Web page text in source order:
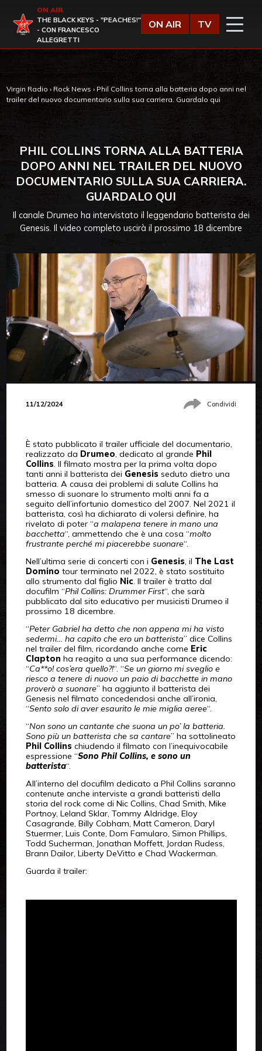
Virgin Radio
ON AIR
THE BLACK KEYS - "PEACHES!"
- CON FRANCESCO
ALLEGRETTI
ON AIR TV
Virgin Radio › Rock News › Phil Collins torna alla batteria dopo anni nel
trailer del nuovo documentario sulla sua carriera. Guardalo qui
PHIL COLLINS TORNA ALLA BATTERIA
DOPO ANNI NEL TRAILER DEL NUOVO
DOCUMENTARIO SULLA SUA CARRIERA.
GUARDALO QUI
Il canale Drumeo ha intervistato il leggendario batterista dei
Genesis. Il video completo uscirà il prossimo 18 dicembre
11/12/2024 Condividi
È stato pubblicato il trailer ufficiale del documentario,
realizzato da Drumeo, dedicato al grande Phil
Collins. Il filmato mostra per la prima volta dopo
tanti anni il batterista dei Genesisseduto dietro una
batteria. A causa dei problemi di salute Collins ha
smesso di suonare lo strumento molti anni fa a
seguito dell’infortunio domestico del 2007. Nel 2021 il
batterista, così ha dichiarato di volersi definire, ha
rivelato di poter “a malapena tenere in mano una
bacchetta“, ammettendo che è una cosa “molto
frustrante perché mi piacerebbe suonare“.
Nell’ultima serie di concerti con i Genesis, il The Last
Domino tour terminato nel 2022, è stato sostituito
allo strumento dal figlio Nic. Il trailer è tratto dal
docufilm “Phil Collins: Drummer First“, che sarà
pubblicato dal sito educativo per musicisti Drumeo il
prossimo 18 dicembre.
“Peter Gabriel ha detto che non appena mi ha visto
sedermi… ha capito che ero un batterista” dice Collins
nel trailer del film, ricordando anche come Eric
Clapton ha reagito a una sua performance dicendo:
“Ca**o! cos’era quello?!“. “Se un giorno mi sveglio e
riesco a tenere di nuovo un paio di bacchette in mano
proverò a suonare” ha aggiunto il batterista dei
Genesis nel filmato concedendosi anche all’ironia,
“Sento solo di aver esaurito le mie miglia aeree“.
“Non sono un cantante che suona un po’ la batteria.
Sono più un batterista che sa cantare” ha sottolineato
Phil Collinschiudendo il filmato con l’inequivocabile
espressione “Sono Phil Collins, e sono un
batterista“.
All’interno del docufilm dedicato a Phil Collins saranno
contenute anche interviste a grandi batteristi della
storia del rock come di Nic Collins, Chad Smith, Mike
Portnoy, Leland Sklar, Tommy Aldridge, Eloy
Casagrande, Billy Cobham, Matt Cameron, Daryl
Stuermer, Luis Conte, Dom Famularo, Simon Phillips,
Todd Sucherman, Jonathan Moffett, Jordan Rudess,
Brann Dailor, Liberty DeVitto e Chad Wackerman.
Guarda il trailer: